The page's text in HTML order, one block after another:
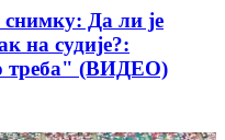
Да ли је
на судије?:
треба" (ВИДЕО)